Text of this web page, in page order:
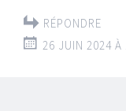
RÉPONDRE
26 JUIN 2024 À